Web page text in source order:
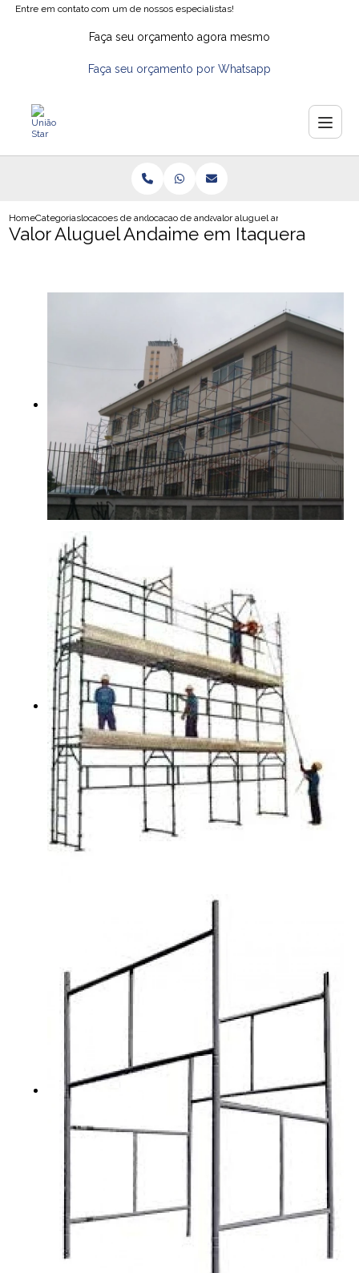
Entre em contato com um de nossos especialistas!
Faça seu orçamento agora mesmo
Faça seu orçamento por Whatsapp
HomeCategoriaslocacoes de andaimeslocacao de andaimes na zona leste
valor aluguel andaime em
Valor Aluguel Andaime em Itaquera